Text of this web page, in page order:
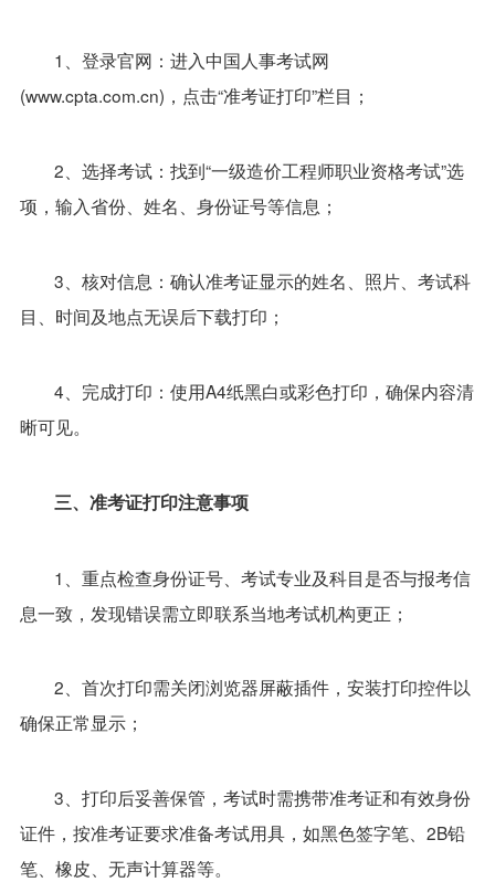
1、登录官网：进入中国人事考试网
(www.cpta.com.cn)，点击“准考证打印”栏目；
2、选择考试：找到“一级造价工程师职业资格考试”选
项，输入省份、姓名、身份证号等信息；
3、核对信息：确认准考证显示的姓名、照片、考试科
目、时间及地点无误后下载打印；
4、完成打印：使用A4纸黑白或彩色打印，确保内容清
晰可见。
三、准考证打印注意事项
1、重点检查身份证号、考试专业及科目是否与报考信
息一致，发现错误需立即联系当地考试机构更正；
2、首次打印需关闭浏览器屏蔽插件，安装打印控件以
确保正常显示；
3、打印后妥善保管，考试时需携带准考证和有效身份
证件，按准考证要求准备考试用具，如黑色签字笔、2B铅
笔、橡皮、无声计算器等。